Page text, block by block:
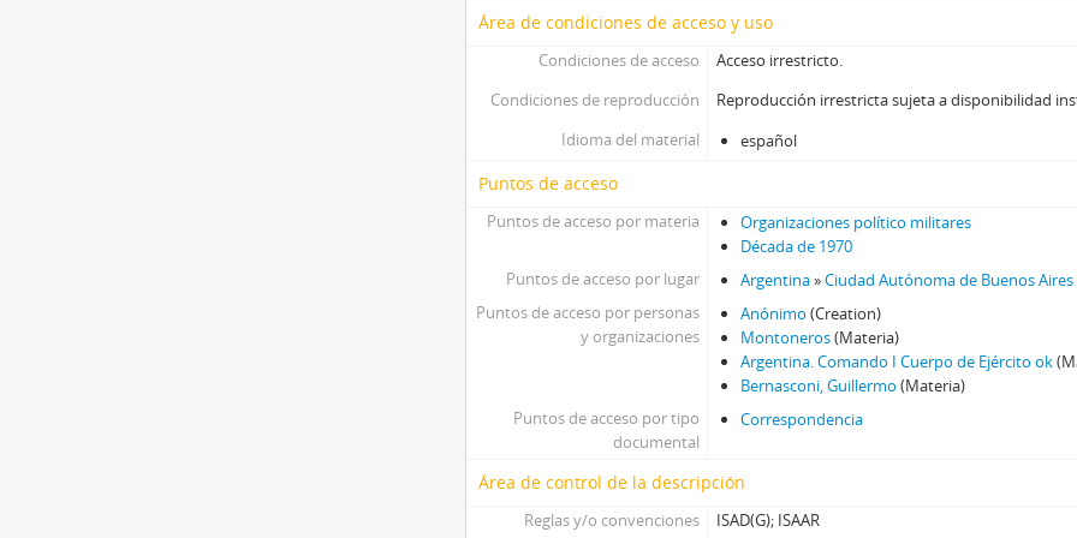
Área de condiciones de acceso y uso
Condiciones de acceso
Acceso irrestricto.
Condiciones de reproducción
Reproducción irrestricta sujeta a disponibilidad
Idioma del material
español
Puntos de acceso
Puntos de acceso por materia
Organizaciones político militares
Década de 1970
Puntos de acceso por lugar
Argentina»Ciudad Autónoma de Buenos Aires
Puntos de acceso por personas
y organizaciones
Anónimo (Creation)
Montoneros(Materia)
Argentina. Comando I Cuerpo de Ejército ok
Bernasconi, Guillermo (Materia)
Puntos de acceso por tipo
documental
Correspondencia
Área de control de la descripción
Reglas y/o convenciones
ISAD(G); ISAAR